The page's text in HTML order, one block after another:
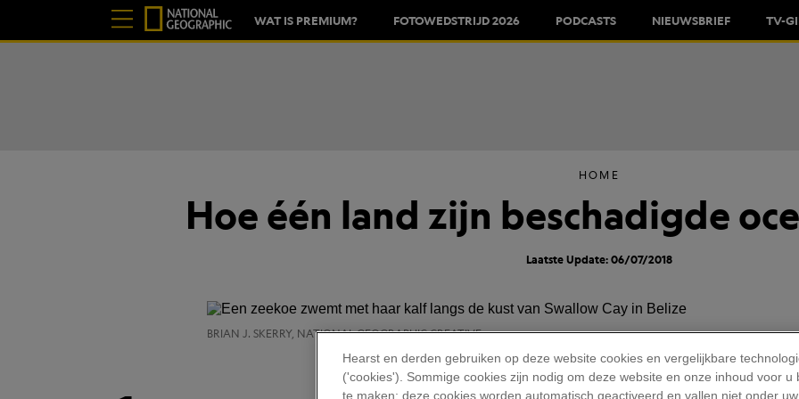
WAT IS PREMIUM? FOTOWEDSTRIJD 2026 PODCASTS NIEUWSBRIEF TV-
HOME
Hoe één land zijn beschadigde
Laatste Update: 06/07/2018
BRIAN J. SKERRY, NATIONAL GEOGRAPHIC CREATIVE
Hearst en derden gebruiken op deze website cookies en vergelijkbare
('cookies'). Sommige cookies zijn nodig om deze website en onze inhoud voor u
te maken; deze cookies worden automatisch geactiveerd en vallen niet onder uw